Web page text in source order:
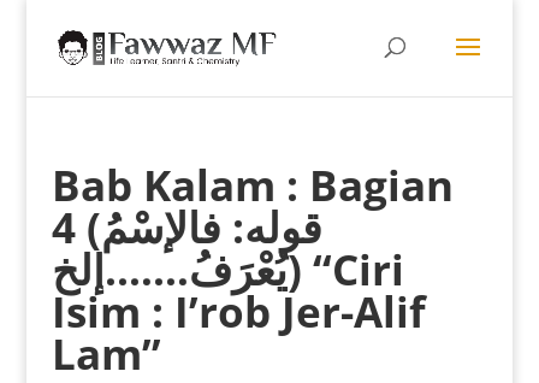
Bab Kalam : Bagian
4 (قوله: فالإسْمُ
يُعْرَفُ…….إلخ) “Ciri
Isim : I’rob Jer-Alif
Lam”